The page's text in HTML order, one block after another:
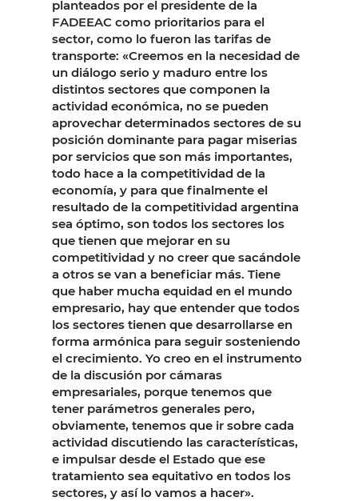
planteados por el presidente de la
FADEEAC como prioritarios para el
sector, como lo fueron las tarifas de
transporte: «Creemos en la necesidad de
un diálogo serio y maduro entre los
distintos sectores que componen la
actividad económica, no se pueden
aprovechar determinados sectores de su
posición dominante para pagar miserias
por servicios que son más importantes,
todo hace a la competitividad de la
economía, y para que finalmente el
resultado de la competitividad argentina
sea óptimo, son todos los sectores los
que tienen que mejorar en su
competitividad y no creer que sacándole
a otros se van a beneficiar más. Tiene
que haber mucha equidad en el mundo
empresario, hay que entender que todos
los sectores tienen que desarrollarse en
forma armónica para seguir sosteniendo
el crecimiento. Yo creo en el instrumento
de la discusión por cámaras
empresariales, porque tenemos que
tener parámetros generales pero,
obviamente, tenemos que ir sobre cada
actividad discutiendo las características,
e impulsar desde el Estado que ese
tratamiento sea equitativo en todos los
sectores, y así lo vamos a hacer».